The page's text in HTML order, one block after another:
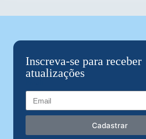
Inscreva-se para receber
atualizações
Cadastrar